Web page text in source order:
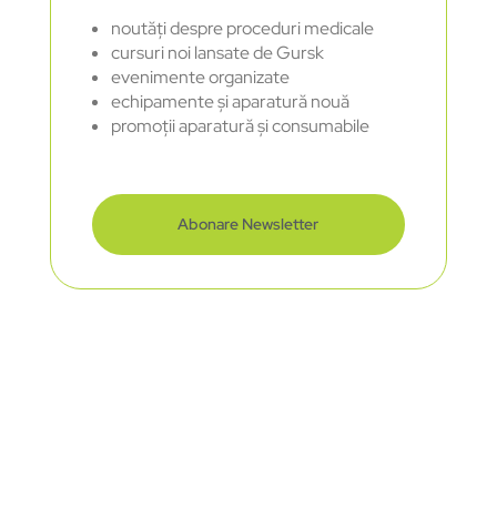
noutăți despre proceduri medicale
cursuri noi lansate de Gursk
evenimente organizate
echipamente și aparatură nouă
promoții aparatură și consumabile
Abonare Newsletter